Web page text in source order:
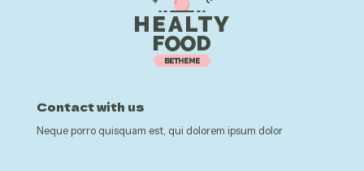
Contact with us
Neque porro quisquam est, qui dolorem ipsum dolor